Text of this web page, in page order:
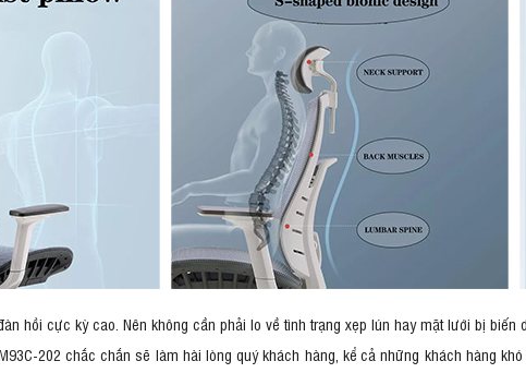
hồi cực kỳ cao. Nên không cần phải lo về tình trạng xẹp lún hay mặt lưới bị biến
202 chắc chắn sẽ làm hài lòng quý khách hàng, kể cả những khách hàng